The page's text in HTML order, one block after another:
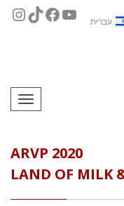
עברית
ARVP 2020
LAND OF MILK